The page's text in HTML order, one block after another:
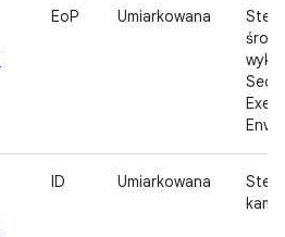
EoP Umiarkowana
ID Umiarkowana